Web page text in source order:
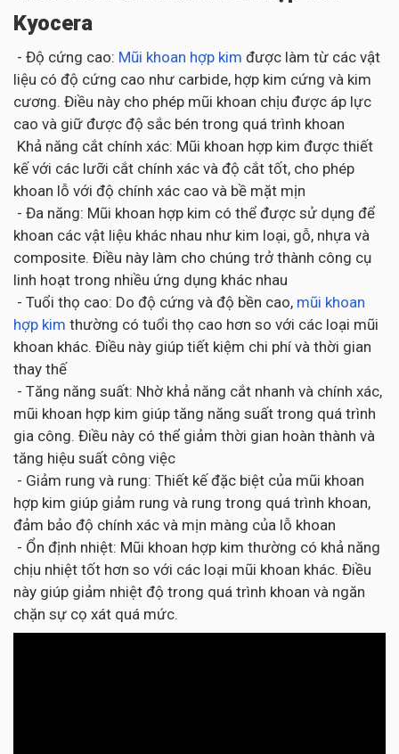
Kyocera
- Độ cứng cao: Mũi khoan hợp kim được làm từ các vật
liệu có độ cứng cao như carbide, hợp kim cứng và kim
cương. Điều này cho phép mũi khoan chịu được áp lực
cao và giữ được độ sắc bén trong quá trình khoan
Khả năng cắt chính xác: Mũi khoan hợp kim được thiết
kế với các lưỡi cắt chính xác và độ cắt tốt, cho phép
khoan lỗ với độ chính xác cao và bề mặt mịn
- Đa năng: Mũi khoan hợp kim có thể được sử dụng để
khoan các vật liệu khác nhau như kim loại, gỗ, nhựa và
composite. Điều này làm cho chúng trở thành công cụ
linh hoạt trong nhiều ứng dụng khác nhau
- Tuổi thọ cao: Do độ cứng và độ bền cao, mũi khoan
hợp kim thường có tuổi thọ cao hơn so với các loại mũi
khoan khác. Điều này giúp tiết kiệm chi phí và thời gian
thay thế
- Tăng năng suất: Nhờ khả năng cắt nhanh và chính xác,
mũi khoan hợp kim giúp tăng năng suất trong quá trình
gia công. Điều này có thể giảm thời gian hoàn thành và
tăng hiệu suất công việc
- Giảm rung và rung: Thiết kế đặc biệt của mũi khoan
hợp kim giúp giảm rung và rung trong quá trình khoan,
đảm bảo độ chính xác và mịn màng của lỗ khoan
- Ổn định nhiệt: Mũi khoan hợp kim thường có khả năng
chịu nhiệt tốt hơn so với các loại mũi khoan khác. Điều
này giúp giảm nhiệt độ trong quá trình khoan và ngăn
chặn sự cọ xát quá mức.